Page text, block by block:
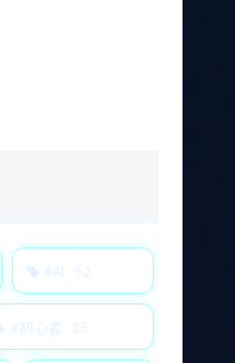
#AI 92
#初心者 35